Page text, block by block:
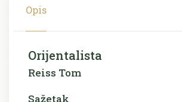
Opis
Orijentalista
Reiss Tom
Sažetak